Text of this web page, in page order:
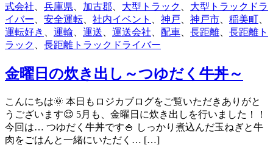
ー:
式会社
兵庫県 加古郡 大型トラック
大型トラックドラ
イバー
安全運転 社内イベント 神戸 神戸市 稲美町
運転好き
運輸 運送 運送会社 配車 長距離
長距離ト
ラック
長距離トラックドライバー
金曜日の炊き出し～つゆだく牛丼～
こんにちは🌞 本日もロジカブログをご覧いただきありがと
うございます😌 5月も、金曜日に炊き出しを行いました！！
今回は… つゆだく牛丼です🍚 しっかり煮込んだ玉ねぎと牛
肉をごはんと一緒にいただく… […]